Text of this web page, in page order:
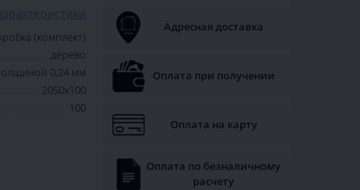
(комплект)
дерево
0,24 мм
2050х100
100
Адресная доставка
Оплата при получении
Оплата на карту
Оплата по безналичному
расчету